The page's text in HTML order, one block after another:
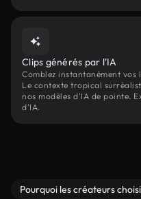
Clips générés par l'IA
Comblez instantanément vos
Le contexte tropical
nos modèles d'IA de pointe.
d'IA.
Pourquoi les créateurs